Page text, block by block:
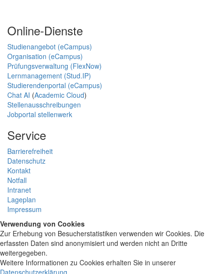
Online-Dienste
Studienangebot (eCampus)
Organisation (eCampus)
Prüfungsverwaltung (FlexNow)
Lernmanagement (Stud.IP)
Studierendenportal (eCampus)
Chat AI (Academic Cloud)
Stellenausschreibungen
Jobportal stellenwerk
Service
Barrierefreiheit
Datenschutz
Kontakt
Notfall
Intranet
Lageplan
Impressum
Verwendung von Cookies
Zur Erhebung von Besucherstatistiken verwenden wir Cookies. Die
erfassten Daten sind anonymisiert und werden nicht an Dritte
weitergegeben.
Weitere Informationen zu Cookies erhalten Sie in unserer